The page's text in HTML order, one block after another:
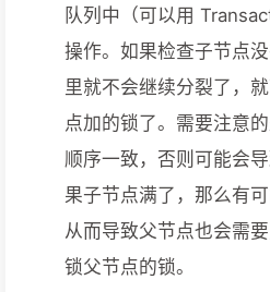
队列中（可以用
操作。如果检查子节点
里就不会继续分裂了，
点加的锁了。需要注意
顺序一致，否则可能会
果子节点满了，那么有
从而导致父节点也会需
锁父节点的锁。